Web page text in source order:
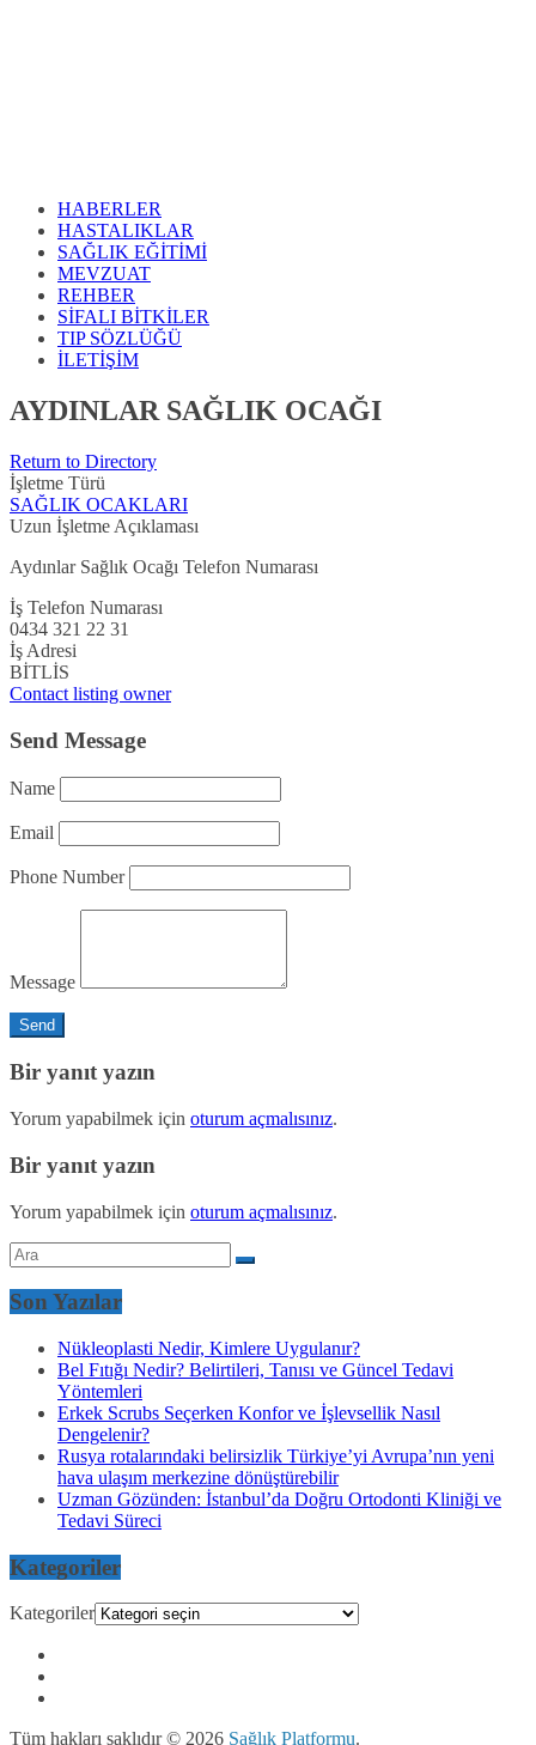
HABERLER
HASTALIKLAR
SAĞLIK EĞİTİMİ
MEVZUAT
REHBER
SİFALI BİTKİLER
TIP SÖZLÜĞÜ
İLETİŞİM
AYDINLAR SAĞLIK OCAĞI
Return to Directory
İşletme Türü
SAĞLIK OCAKLARI
Uzun İşletme Açıklaması
Aydınlar Sağlık Ocağı Telefon Numarası
İş Telefon Numarası
0434 321 22 31
İş Adresi
BİTLİS
Contact listing owner
Send Message
Name
Email
Phone Number
Message
Bir yanıt yazın
Yorum yapabilmek için oturum açmalısınız.
Bir yanıt yazın
Yorum yapabilmek için oturum açmalısınız.
Son Yazılar
Nükleoplasti Nedir, Kimlere Uygulanır?
Bel Fıtığı Nedir? Belirtileri, Tanısı ve Güncel Tedavi
Yöntemleri
Erkek Scrubs Seçerken Konfor ve İşlevsellik Nasıl
Dengelenir?
Rusya rotalarındaki belirsizlik Türkiye’yi Avrupa’nın yeni
hava ulaşım merkezine dönüştürebilir
Uzman Gözünden: İstanbul’da Doğru Ortodonti Kliniği ve
Tedavi Süreci
Kategoriler
Kategoriler
Tüm hakları saklıdır © 2026 Sağlık Platformu.